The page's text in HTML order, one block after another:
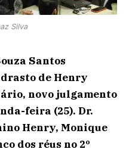
Silva
Santos
de Henry
novo julgamento
feira (25). Dr.
Henry, Monique
dos réus no 2º